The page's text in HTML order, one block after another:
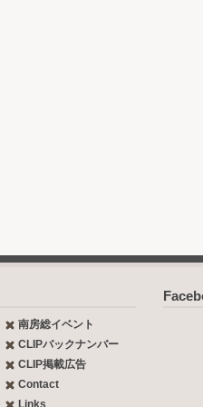
南房総イベント
CLIPバックナンバー
CLIP掲載広告
Contact
Links